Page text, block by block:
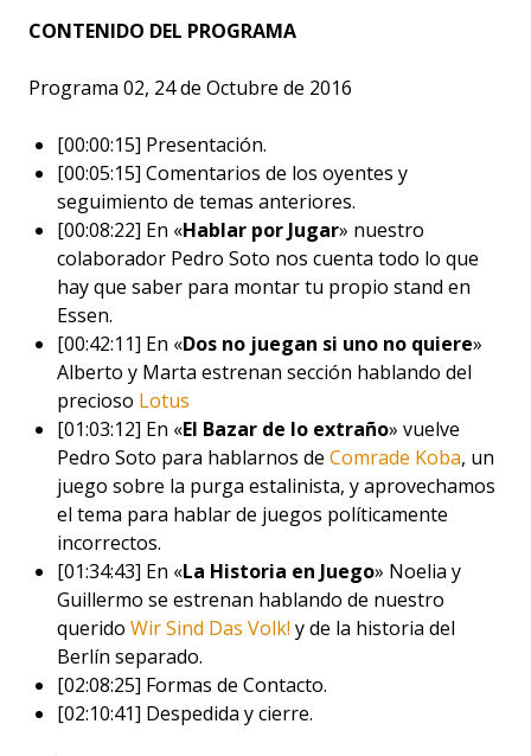
CONTENIDO DEL PROGRAMA
Programa 02, 24 de Octubre de 2016
[00:00:15] Presentación.
[00:05:15] Comentarios de los oyentes y
seguimiento de temas anteriores.
[00:08:22] En «Hablar por Jugar» nuestro
colaborador Pedro Soto nos cuenta todo lo que
hay que saber para montar tu propio stand en
Essen.
[00:42:11] En «Dos no juegan si uno no quiere»
Alberto y Marta estrenan sección hablando del
precioso Lotus
[01:03:12] En «El Bazar de lo extraño» vuelve
Pedro Soto para hablarnos de Comrade Koba, un
juego sobre la purga estalinista, y aprovechamos
el tema para hablar de juegos políticamente
incorrectos.
[01:34:43] En «La Historia en Juego» Noelia y
Guillermo se estrenan hablando de nuestro
querido Wir Sind Das Volk! y de la historia del
Berlín separado.
[02:08:25] Formas de Contacto.
[02:10:41] Despedida y cierre.